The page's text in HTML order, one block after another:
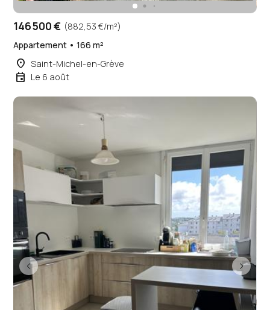
146 500 € (882,53 €/m²)
Appartement • 166 m²
place Saint-Michel-en-Grève
event Le 6 août